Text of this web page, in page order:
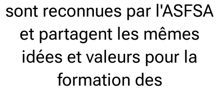
sont reconnues par l'ASFSA
et partagent les mêmes
idées et valeurs pour la
formation des